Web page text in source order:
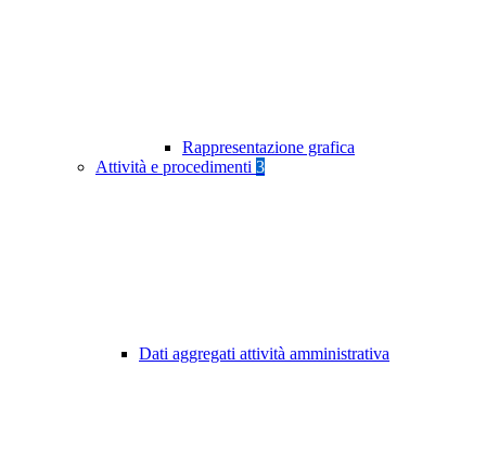
Rappresentazione grafica
Attività e procedimenti 3
Dati aggregati attività amministrativa